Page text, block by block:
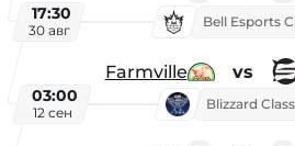
17:30
30 авг
Farmville vs
03:00
12 сен